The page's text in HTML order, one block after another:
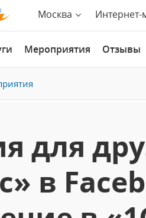
Москва Интернет-
Мероприятия Отзывы
для
в